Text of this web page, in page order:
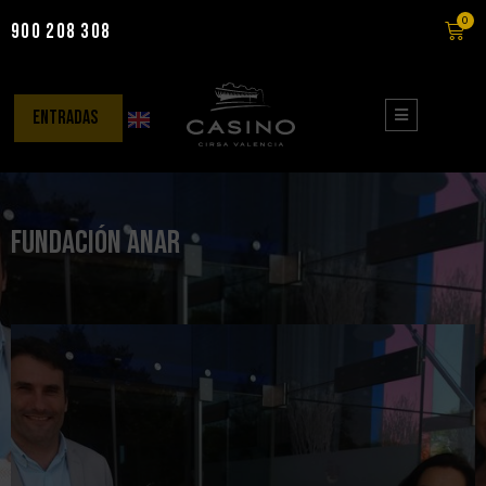
contenido
900 208 308 0
entradas
Fundación Anar